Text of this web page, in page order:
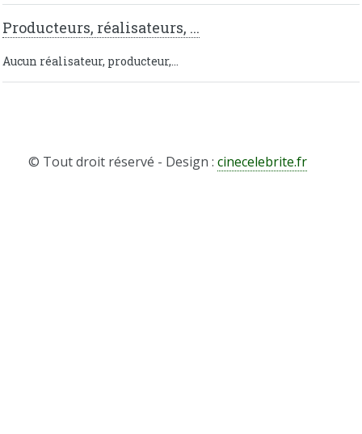
Producteurs, réalisateurs, ...
Aucun réalisateur, producteur,...
© Tout droit réservé - Design :cinecelebrite.fr